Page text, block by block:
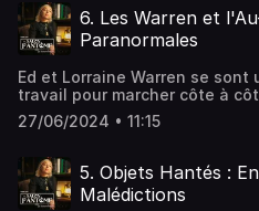
souterrain.Écriture et narration
Lakdar.Réalisation par
Effects © ArtlistAdditional
Audiomeans. Visitez
confidentialite pour plus
6. Les Warren et
Paranormales
Ed et Lorraine Warren se sont
travail pour marcher côte à
comprendre le monde des
intervenant sur les plus
années 50 a laissé une
de l’enquête
Lakdar.Réalisation par
27/06/2024 • 11:15
5. Objets Hantés :
Malédictions